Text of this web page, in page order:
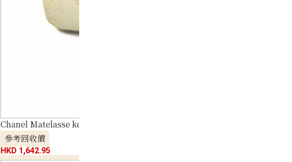
Chanel Matelasse key case
參考回收價
HKD 1,642.95